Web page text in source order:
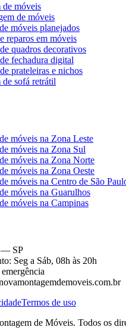
de móveis
de móveis
móveis planejados
reparos em móveis
quadros decorativos
fechadura digital
prateleiras e nichos
sofá retrátil
móveis na Zona Leste
móveis na Zona Sul
móveis na Zona Norte
móveis na Zona Oeste
móveis na Centro de São
móveis na Guarulhos
móveis na Campinas
— SP
Seg a Sáb, 08h às 20h
Termos de uso
de Móveis. Todos os